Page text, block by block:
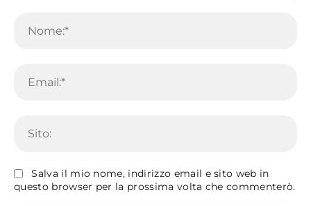
Salva il mio nome, indirizzo email e sito web in
questo browser per la prossima volta che commenterò.